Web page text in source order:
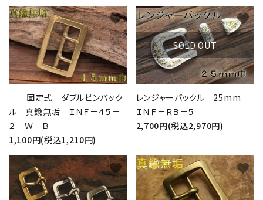
固定式 ダブルピンバック
ル 真鍮無垢 ＩＮＦ－４５－
２－Ｗ－Ｂ
1,100円(税込1,210円)
favorite
SOLD OUT
レンジャーバックル 25mm
ＩＮＦ－ＲＢ－５
2,700円(税込2,970円)
favorite
favorite favorite